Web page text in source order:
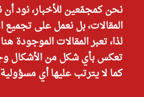
نحن كمجمّعين للأخبار، نود
المقالات، بل نعمل على
لذا، تعبر المقالات الموجودة
تعكس بأي شكل من الأشكال
كما لا يترتب عليها أي